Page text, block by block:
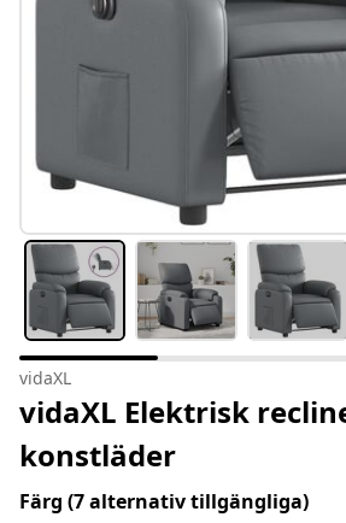
vidaXL
vidaXL Elektrisk
konstläder
Färg (7 alternativ tillgängliga)